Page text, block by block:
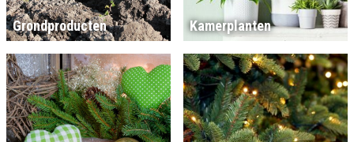
Grondproducten Kamerplanten